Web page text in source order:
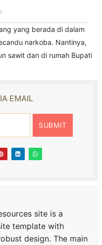
yang berada di dalam
narkoba. Nantinya,
sawit dan di rumah Bupati
EMAIL
site is a
template with
design. The main